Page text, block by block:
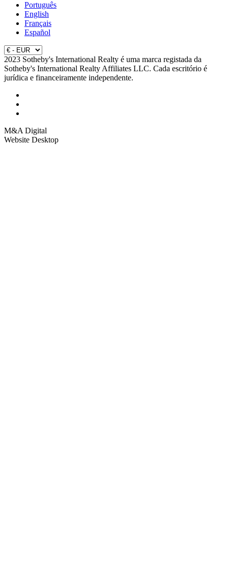
Português
English
Français
Español
2023 Sotheby's International Realty é uma marca registada da
Sotheby's International Realty Affiliates LLC. Cada escritório é
jurídica e financeiramente independente.
M&A Digital
Website Desktop